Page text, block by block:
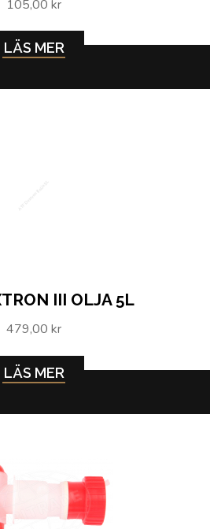
105,00 kr
LÄS MER
III OLJA 5L
479,00 kr
LÄS MER